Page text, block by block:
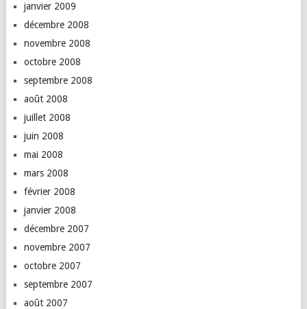
janvier 2009
décembre 2008
novembre 2008
octobre 2008
septembre 2008
août 2008
juillet 2008
juin 2008
mai 2008
mars 2008
février 2008
janvier 2008
décembre 2007
novembre 2007
octobre 2007
septembre 2007
août 2007